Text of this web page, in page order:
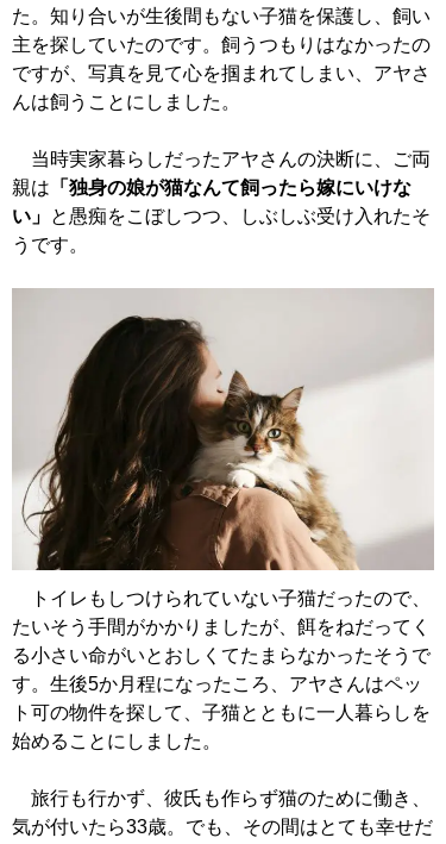
た。知り合いが生後間もない子猫を保護し、飼い
主を探していたのです。飼うつもりはなかったの
ですが、写真を見て心を掴まれてしまい、アヤさ
んは飼うことにしました。
当時実家暮らしだったアヤさんの決断に、ご両
親は 「独身の娘が猫なんて飼ったら嫁にいけな
い」 と愚痴をこぼしつつ、しぶしぶ受け入れたそ
うです。
トイレもしつけられていない子猫だったので、
たいそう手間がかかりましたが、餌をねだってく
る小さい命がいとおしくてたまらなかったそうで
す。生後5か月程になったころ、アヤさんはペッ
ト可の物件を探して、子猫とともに一人暮らしを
始めることにしました。
旅行も行かず、彼氏も作らず猫のために働き、
気が付いたら33歳。でも、その間はとても幸せだ